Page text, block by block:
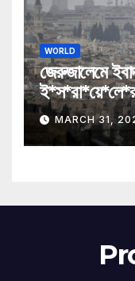
WORLD
জেরুজালেমে
মন্ত্রীদের
MARCH 31,